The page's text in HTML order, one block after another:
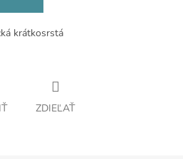
krátkosrstá
ZDIEĽAŤ